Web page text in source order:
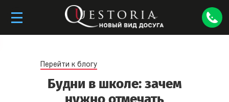
Перейти к блогу
Будни в школе: зачем